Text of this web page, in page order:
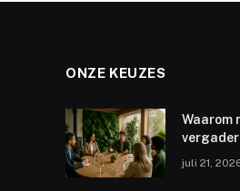
ONZE KEUZES
Waarom
juli 21,